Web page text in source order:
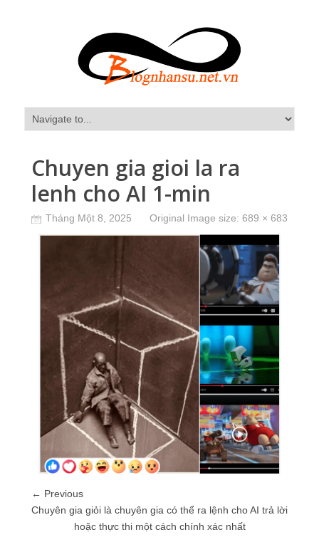
Chuyen gia gioi la ra
lenh cho AI 1-min
Tháng Một 8, 2025 Original Image size: 689 × 683
← Previous
Chuyên gia giỏi là chuyên gia có thể ra lệnh cho AI trả lời
hoặc thực thi một cách chính xác nhất